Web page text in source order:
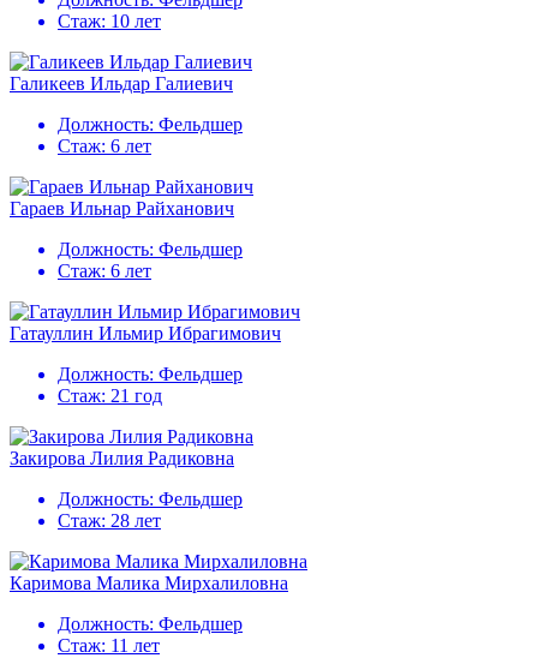
Стаж: 10 лет
Галикеев Ильдар Галиевич
Должность: Фельдшер
Стаж: 6 лет
Гараев Ильнар Райханович
Должность: Фельдшер
Стаж: 6 лет
Гатауллин Ильмир Ибрагимович
Должность: Фельдшер
Стаж: 21 год
Закирова Лилия Радиковна
Должность: Фельдшер
Стаж: 28 лет
Каримова Малика Мирхалиловна
Должность: Фельдшер
Стаж: 11 лет